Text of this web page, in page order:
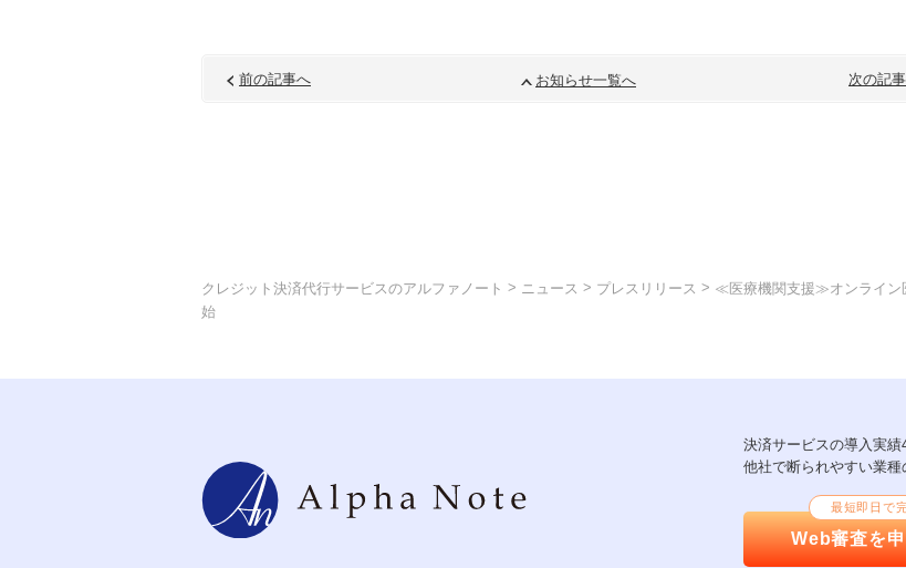
前の記事へ お知らせ一覧へ 次の記
クレジット決済代行サービスのアルファノート > ニュース > プレスリリース > ≪医療機関支援≫オンライン
始
決済サービスの導入実績
他社で断られやすい業種
最短即日で
Web審査を